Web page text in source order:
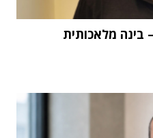
"העתיד הוא Physical AI – בינה מלאכותית